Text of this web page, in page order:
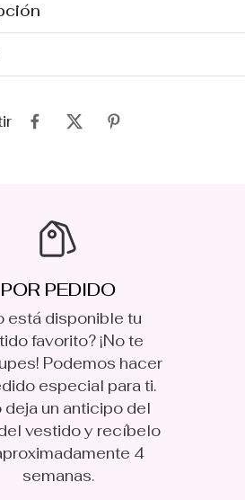
POR PEDIDO
está disponible tu
favorito? ¡No te
Podemos hacer
especial para ti.
deja un anticipo del
vestido y recíbelo
4
semanas.